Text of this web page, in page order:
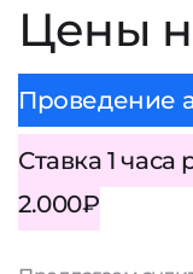
Цены
Проведение
Ставка 1
2.000₽